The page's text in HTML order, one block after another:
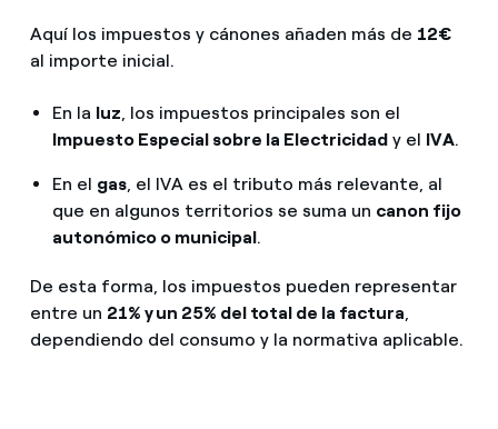
Aquí los impuestos y cánones añaden más de 12€
al importe inicial.
En la luz, los impuestos principales son el
Impuesto Especial sobre la Electricidady el IVA.
En el gas, el IVA es el tributo más relevante, al
que en algunos territorios se suma un canon fijo
autonómico o municipal.
De esta forma, los impuestos pueden representar
entre un 21% y un 25% del total de la factura,
dependiendo del consumo y la normativa aplicable.